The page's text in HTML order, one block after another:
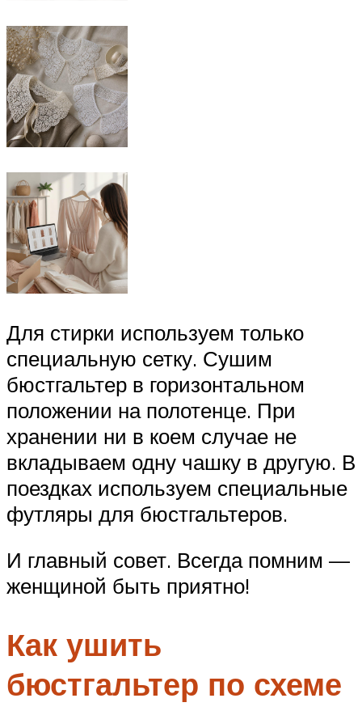
Для стирки используем только
специальную сетку. Сушим
бюстгальтер в горизонтальном
положении на полотенце. При
хранении ни в коем случае не
вкладываем одну чашку в другую. В
поездках используем специальные
футляры для бюстгальтеров.
И главный совет. Всегда помним —
женщиной быть приятно!
Как ушить
бюстгальтер по схеме